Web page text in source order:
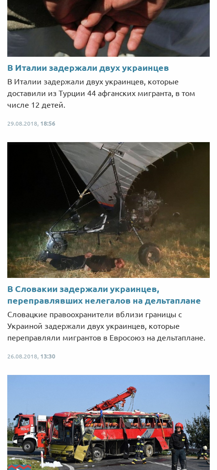
В Италии задержали двух украинцев
В Италии задержали двух украинцев, которые
доставили из Турции 44 афганских мигранта, в том
числе 12 детей.
29.08.2018, 18:56
В Словакии задержали украинцев,
переправлявших нелегалов на дельтаплане
Словацкие правоохранители вблизи границы с
Украиной задержали двух украинцев, которые
переправляли мигрантов в Евросоюз на дельтаплане.
26.08.2018, 13:30